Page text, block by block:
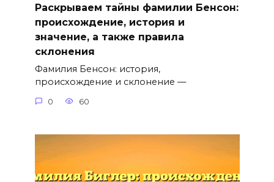
Раскрываем тайны фамилии Бенсон:
происхождение, история и
значение, а также правила
склонения
Фамилия Бенсон: история,
происхождение и склонение —
0 60